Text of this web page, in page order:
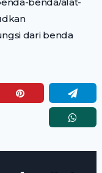
benda/alat-
dari benda